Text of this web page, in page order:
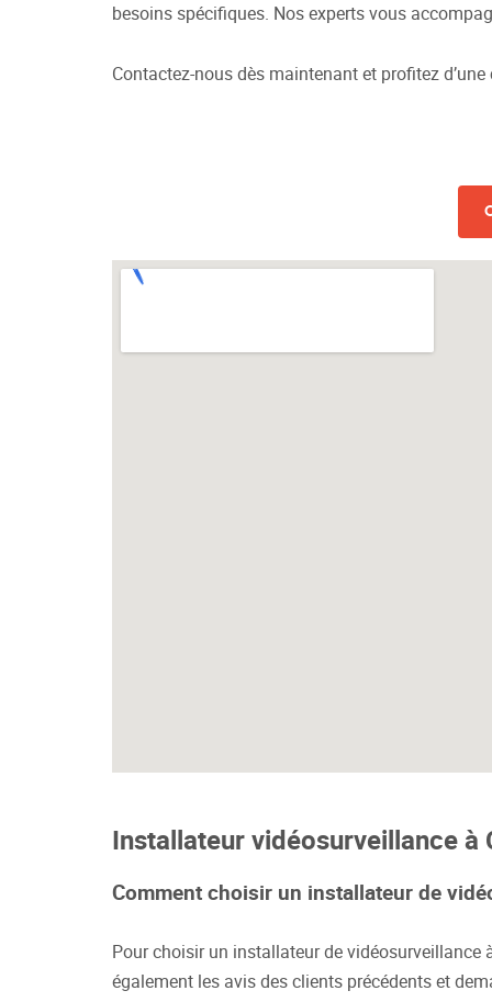
besoins spécifiques. Nos experts vous
Contactez-nous dès maintenant et profitez
Installateur vidéosurveillance à
Comment choisir un installateur de
Pour choisir un installateur de vidéosurveillance
également les avis des clients précédents et